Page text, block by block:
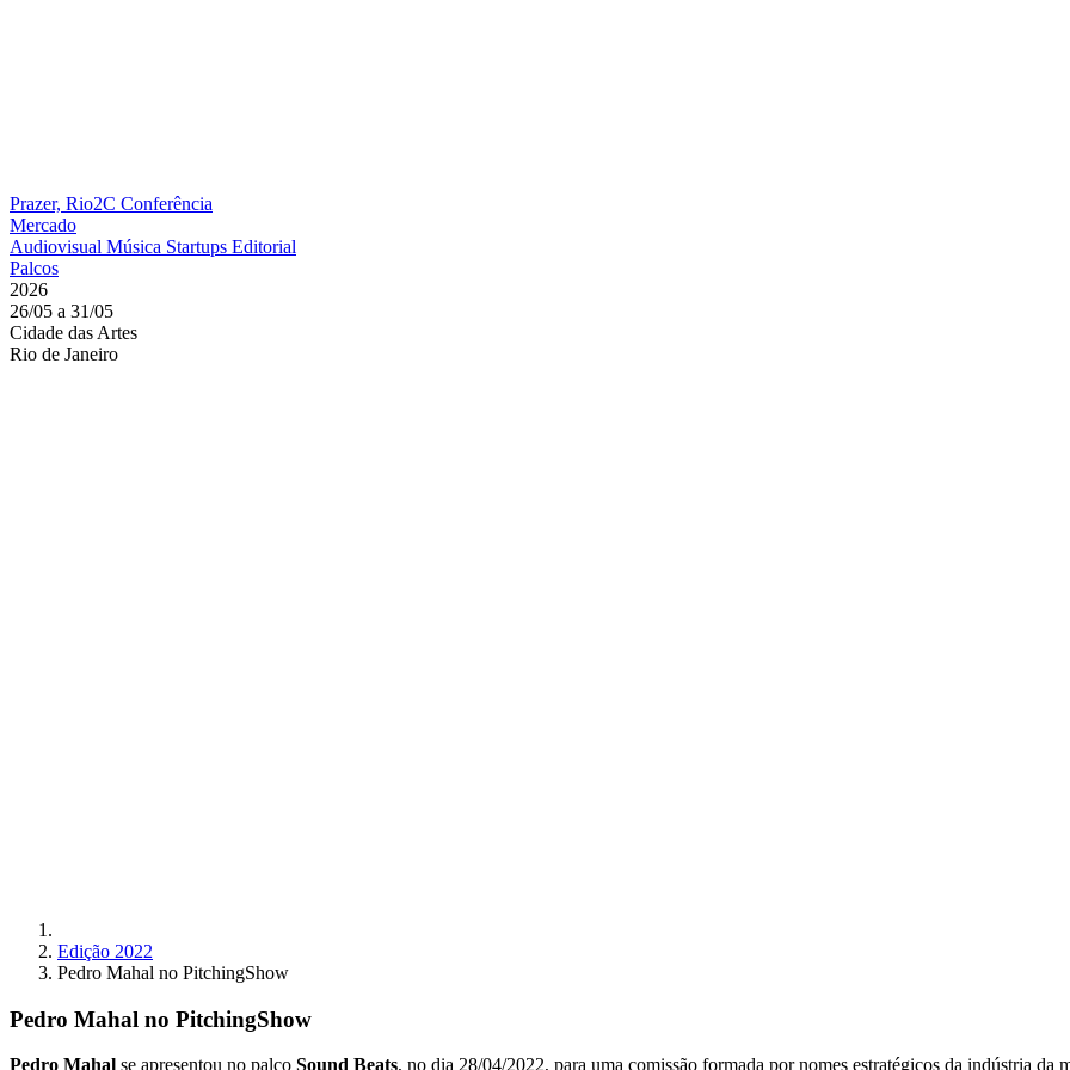
Prazer, Rio2C Conferência
Mercado
Audiovisual Música Startups Editorial
Palcos
2026
26/05 a 31/05
Cidade das Artes
Rio de Janeiro
Edição 2022
Pedro Mahal no PitchingShow
Pedro Mahal no PitchingShow
Pedro Mahal se apresentou no palco Sound Beats, no dia 28/04/2022, para uma comissão formada por nomes estratégicos da indústria